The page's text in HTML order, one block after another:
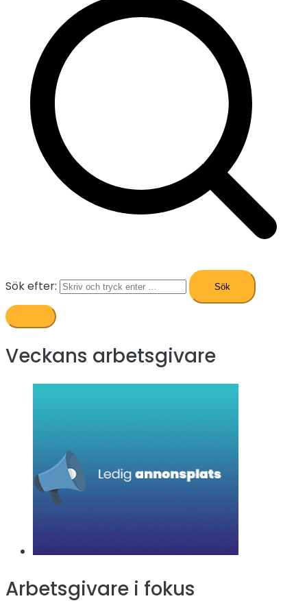
Sök efter:
Veckans arbetsgivare
Arbetsgivare i fokus